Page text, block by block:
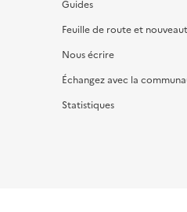
Guides
Feuille de route et
Nous écrire
Échangez avec la
Statistiques